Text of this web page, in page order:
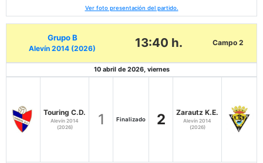
Ver foto presentación del partido.
Grupo B
Alevín 2014 (2026) 13:40 h. Campo 2
10 abril de 2026, viernes
Touring C.D.
Alevín 2014
(2026)
1 Finalizado 2 Zarautz K.E.
Alevín 2014
(2026)